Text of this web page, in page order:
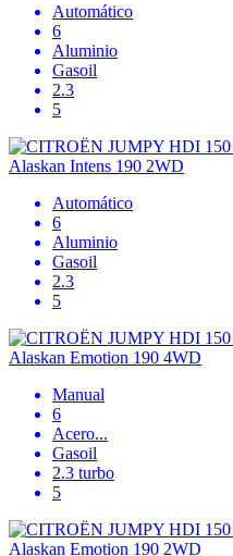
Automático
6
Aluminio
Gasoil
2.3
5
Alaskan Intens 190 2WD
Automático
6
Aluminio
Gasoil
2.3
5
Alaskan Emotion 190 4WD
Manual
6
Acero...
Gasoil
2.3 turbo
5
Alaskan Emotion 190 2WD